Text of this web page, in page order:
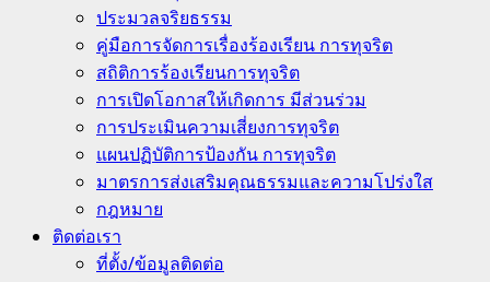
ประมวลจริยธรรม
คู่มือการจัดการเรื่องร้องเรียน การทุจริต
สถิติการร้องเรียนการทุจริต
การเปิดโอกาสให้เกิดการ มีส่วนร่วม
การประเมินความเสี่ยงการทุจริต
แผนปฏิบัติการป้องกัน การทุจริต
มาตรการส่งเสริมคุณธรรมและความโปร่งใส
กฎหมาย
ติดต่อเรา
ที่ตั้ง/ข้อมูลติดต่อ